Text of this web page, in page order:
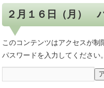
２月１６日（月）
このコンテンツはアクセスが
パスワードを入力してください。